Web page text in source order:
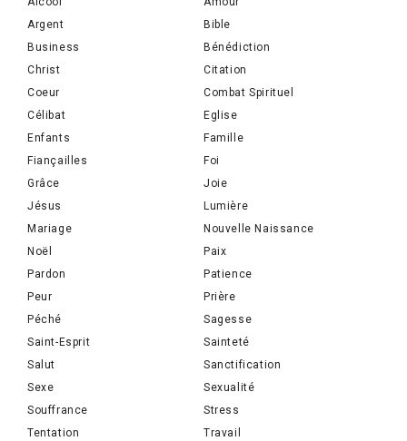
Argent
Bible
Business
Bénédiction
Christ
Citation
Coeur
Combat Spirituel
Célibat
Eglise
Enfants
Famille
Fiançailles
Foi
Grâce
Joie
Jésus
Lumière
Mariage
Nouvelle Naissance
Noël
Paix
Pardon
Patience
Peur
Prière
Péché
Sagesse
Saint-Esprit
Sainteté
Salut
Sanctification
Sexe
Sexualité
Souffrance
Stress
Tentation
Travail